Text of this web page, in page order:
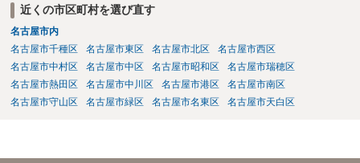
近くの市区町村を選び直す
名古屋市内
名古屋市千種区
名古屋市東区 名古屋市北区
名古屋市西区
名古屋市中村区
名古屋市中区 名古屋市昭和区
名古屋市瑞穂区
名古屋市熱田区
名古屋市中川区 名古屋市港区
名古屋市南区
名古屋市守山区
名古屋市緑区 名古屋市名東区 名古屋市天白区